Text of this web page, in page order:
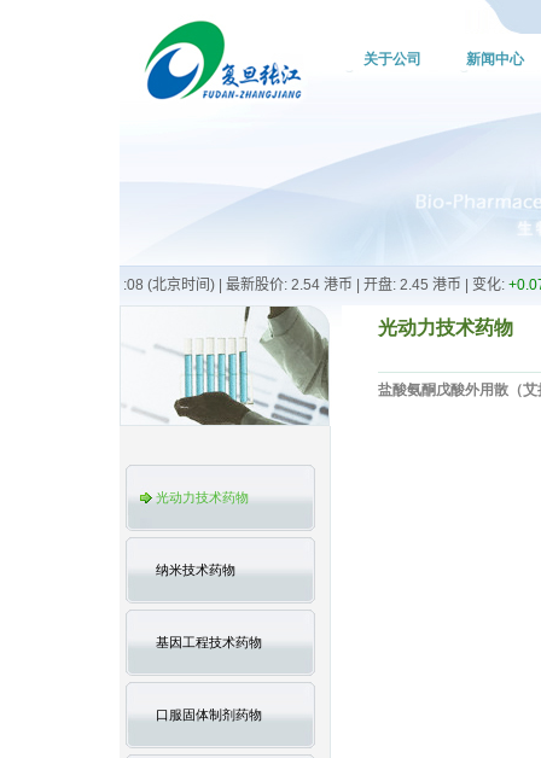
关于公司 新闻中心
光动力技术药物
纳米技术药物
基因工程技术药物
口服固体制剂药物
光动力技术药物
盐酸氨酮戊酸外用散（艾